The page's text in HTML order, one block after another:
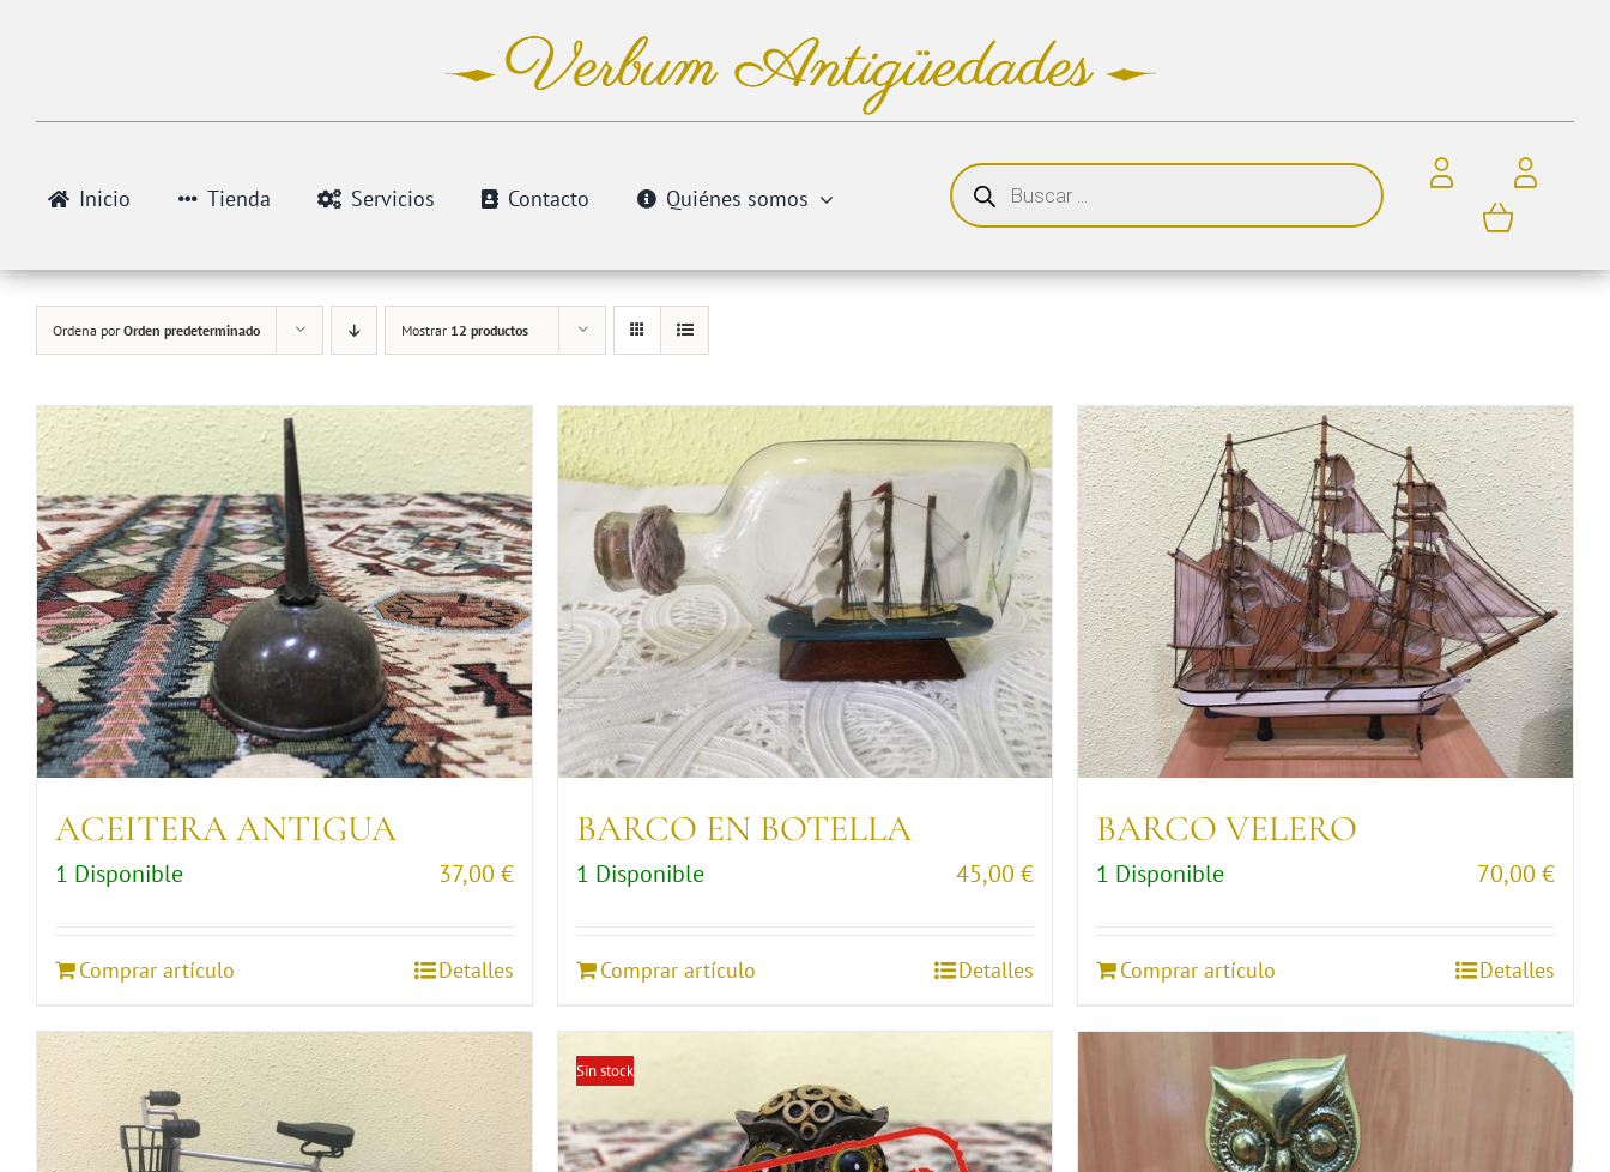
Inicio Tienda Servicios Contacto Quiénes somos
Búsqueda
de
productos
Ordena por Orden predeterminado Mostrar 12 productos
ACEITERA ANTIGUA
1 Disponible 37,00 €
Comprar artículo Detalles
BARCO EN BOTELLA
1 Disponible 45,00€
Comprar artículo Detalles
BARCO VELERO
1 Disponible 70,00 €
Comprar artículo Detalles
Sin stock